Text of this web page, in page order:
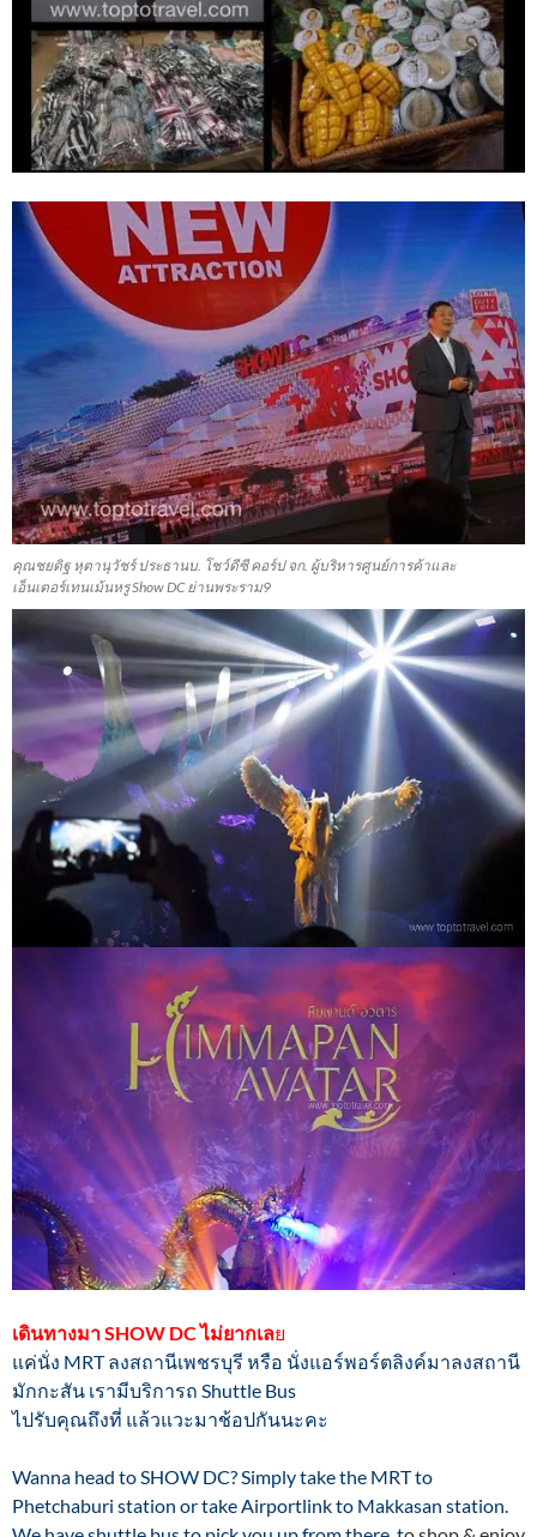
คุณชยดิฐ หุตานุวัชร์ ประธานบ. โชว์ดีซี คอร์ป จก. ผู้บริหารศูนย์การค้าและ
เอ็นเตอร์เทนเม้นหรู Show DC ย่านพระราม9
เดินทางมา SHOW DC ไม่ยากเลย
แค่นั่ง MRT ลงสถานีเพชรบุรี หรือ นั่งแอร์พอร์ตลิงค์มาลงสถานี
มักกะสัน เรามีบริการถ Shuttle Bus
ไปรับคุณถึงที่ แล้วแวะมาช้อปกันนะคะ
Wanna head to SHOW DC? Simply take the MRT to
Phetchaburi station or take Airportlink to Makkasan station.